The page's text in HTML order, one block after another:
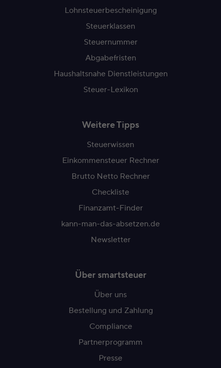
Lohnsteuerbescheinigung
Steuerklassen
Steuernummer
Abgabefristen
Haushaltsnahe Dienstleistungen
Steuer-Lexikon
Weitere Tipps
Steuerwissen
Einkommensteuer Rechner
Brutto Netto Rechner
Checkliste
Finanzamt-Finder
kann-man-das-absetzen.de
Newsletter
Über smartsteuer
Über uns
Bestellung und Zahlung
Compliance
Partnerprogramm
Presse